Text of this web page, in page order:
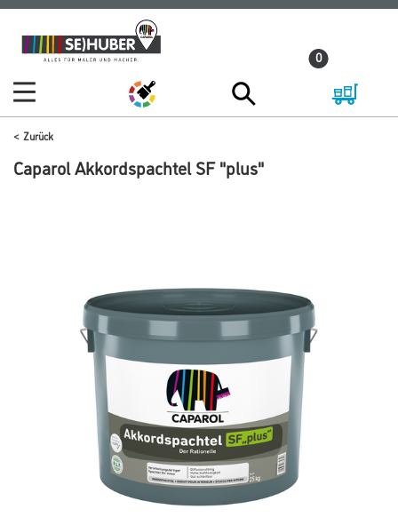
Zum
Inhalt
Zum
Navigationsmenü
0
Zurück
Caparol Akkordspachtel SF "plus"